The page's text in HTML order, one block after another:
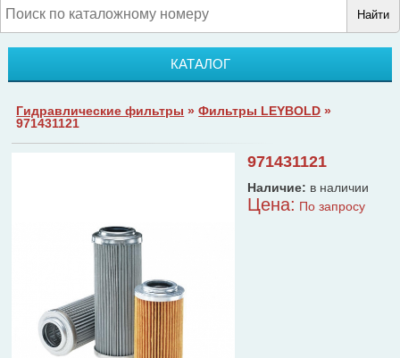
Найти
КАТАЛОГ
Гидравлические фильтры »Фильтры LEYBOLD »
971431121
971431121
Наличие: в наличии
Цена: По запросу